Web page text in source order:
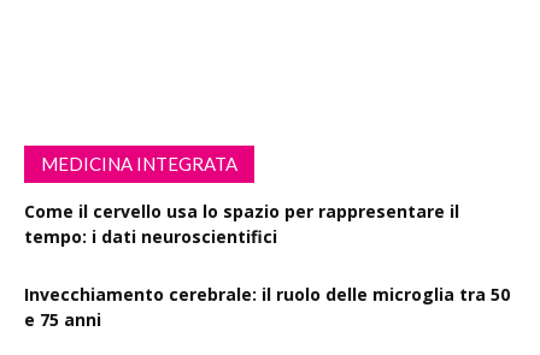
MEDICINA INTEGRATA
Come il cervello usa lo spazio per rappresentare il
tempo: i dati neuroscientifici
Invecchiamento cerebrale: il ruolo delle microglia tra 50
e 75 anni